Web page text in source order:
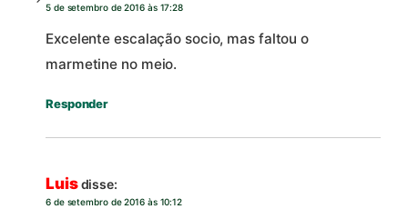
5 de setembro de 2016 às 17:28
Excelente escalação socio, mas faltou o
marmetine no meio.
Responder
Luisdisse:
6 de setembro de 2016 às 10:12